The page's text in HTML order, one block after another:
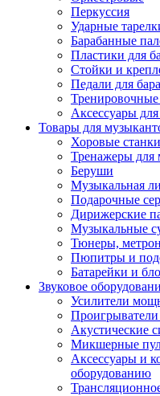
Перкуссия
Ударные
Барабанные
Пластики для
Стойки и
Педали для
Аксессуары
Товары для
Хоровые станки
Тренажеры для
Беруши
Музыкальная
Подарочные
Дирижерские
Музыкальные
Тюнеры,
Пюпитры и
Батарейки и
Звуковое
Усилители
Акустические
Микшерные
Аксессуары и
оборудованию